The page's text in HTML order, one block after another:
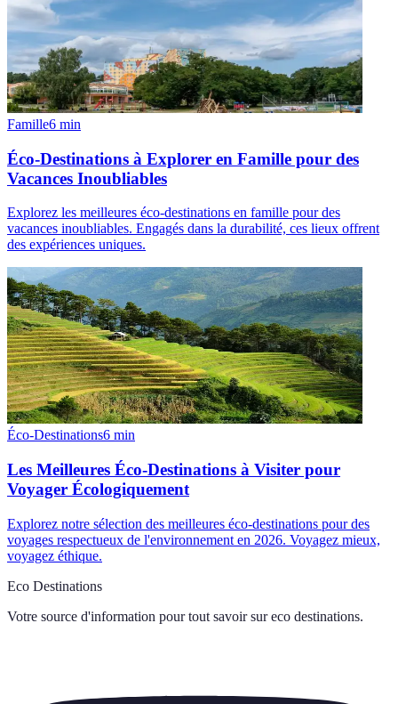
Famille6 min
Éco-Destinations à Explorer en Famille pour des
Vacances Inoubliables
Explorez les meilleures éco-destinations en famille pour des
vacances inoubliables. Engagés dans la durabilité, ces lieux offrent
des expériences uniques.
Éco-Destinations6 min
Les Meilleures Éco-Destinations à Visiter pour
Voyager Écologiquement
Explorez notre sélection des meilleures éco-destinations pour des
voyages respectueux de l'environnement en 2026. Voyagez mieux,
voyagez éthique.
Eco Destinations
Votre source d'information pour tout savoir sur eco destinations.